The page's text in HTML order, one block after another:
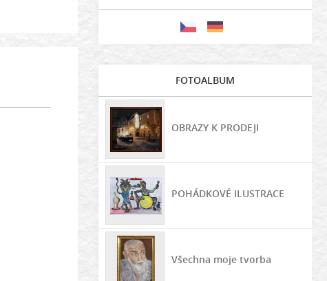
FOTOALBUM
OBRAZY K PRODEJI
POHÁDKOVÉ ILUSTRACE
Všechna moje tvorba